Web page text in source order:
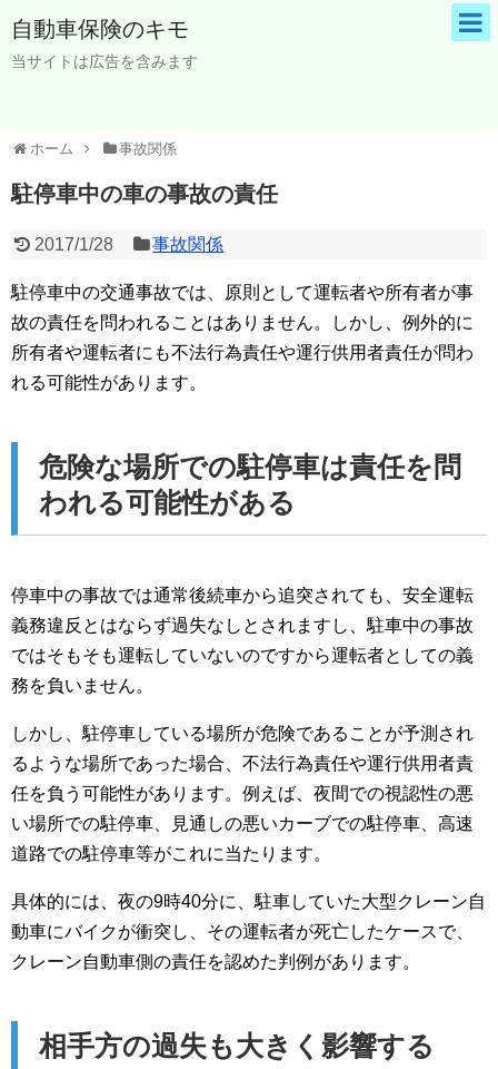
自動車保険のキモ
当サイトは広告を含みます
ホーム 事故関係
駐停車中の車の事故の責任
2017/1/28 事故関係
駐停車中の交通事故では、原則として運転者や所有者が事
故の責任を問われることはありません。しかし、例外的に
所有者や運転者にも不法行為責任や運行供用者責任が問わ
れる可能性があります。
危険な場所での駐停車は責任を問
われる可能性がある
停車中の事故では通常後続車から追突されても、安全運転
義務違反とはならず過失なしとされますし、駐車中の事故
ではそもそも運転していないのですから運転者としての義
務を負いません。
しかし、駐停車している場所が危険であることが予測され
るような場所であった場合、不法行為責任や運行供用者責
任を負う可能性があります。例えば、夜間での視認性の悪
い場所での駐停車、見通しの悪いカーブでの駐停車、高速
道路での駐停車等がこれに当たります。
具体的には、夜の9時40分に、駐車していた大型クレーン自
動車にバイクが衝突し、その運転者が死亡したケースで、
クレーン自動車側の責任を認めた判例があります。
相手方の過失も大きく影響する